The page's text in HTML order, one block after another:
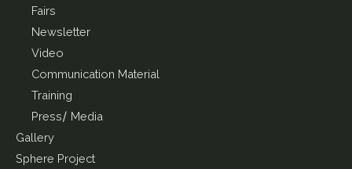
Fairs
Newsletter
Video
Communication Material
Training
Press/ Media
Gallery
Sphere Project